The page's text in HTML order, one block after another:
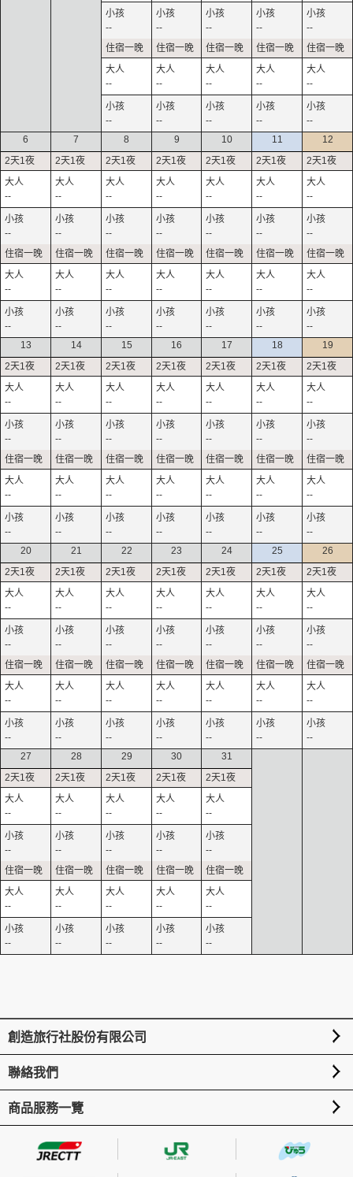
--
--
--
--
--
--
--
--
--
--
--
--
--
--
--
6
--
--
--
--
7
--
--
--
--
8
--
--
--
--
9
--
--
--
--
10
--
--
--
--
11
--
--
--
--
12
--
--
--
--
13
--
--
--
--
14
--
--
--
--
15
--
--
--
--
16
--
--
--
--
17
--
--
--
--
18
--
--
--
--
19
--
--
--
--
20
--
--
--
--
21
--
--
--
--
22
--
--
--
--
23
--
--
--
--
24
--
--
--
--
25
--
--
--
--
26
--
--
--
--
27
--
--
--
--
28
--
--
--
--
29
--
--
--
--
30
--
--
--
--
31
--
--
--
--
創造旅行社股份有限公司
聯絡我們
商品服務一覽